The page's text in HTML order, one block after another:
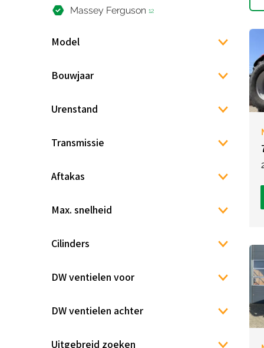
Massey Ferguson 12
Model
Bouwjaar
Urenstand
Transmissie
Aftakas
Max. snelheid
Cilinders
DW ventielen voor
DW ventielen achter
Uitgebreid zoeken